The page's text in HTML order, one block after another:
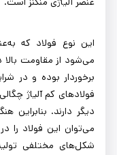
این نوع فولاد که
می‌شود از مقاومت بالا
برخوردار بوده و در
فولادهای کم آلیاژ
دیگر دارند.
شکل‌های مختلفی